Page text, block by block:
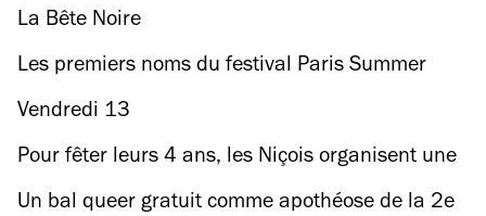
La Bête Noire
Les premiers noms du festival Paris Summer
Jam ont été dévoilés !
Vendredi 13
Pour fêter leurs 4 ans, les Niçois organisent une
semaine de célébration
Un bal queer gratuit comme apothéose de la 2e